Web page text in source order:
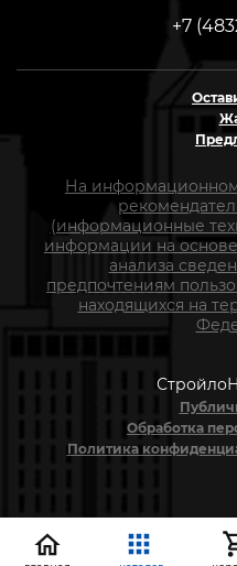
+7
На
(информационные
информации на
анализа
предпочтениям
находящихся на
Обработка
Политика